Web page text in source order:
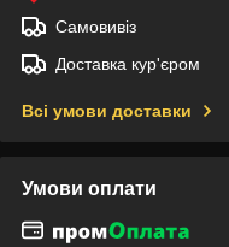
Самовивіз
Доставка кур'єром
Всі умови доставки
Умови оплати